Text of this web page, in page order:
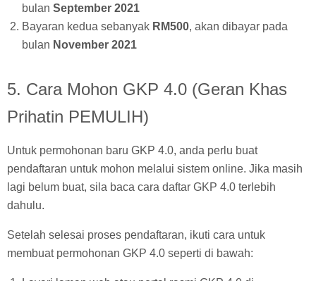
bulan September 2021
Bayaran kedua sebanyak RM500, akan dibayar pada
bulan November 2021
5. Cara Mohon GKP 4.0 (Geran Khas
Prihatin PEMULIH)
Untuk permohonan baru GKP 4.0, anda perlu buat
pendaftaran untuk mohon melalui sistem online. Jika masih
lagi belum buat, sila baca cara daftar GKP 4.0 terlebih
dahulu.
Setelah selesai proses pendaftaran, ikuti cara untuk
membuat permohonan GKP 4.0 seperti di bawah: